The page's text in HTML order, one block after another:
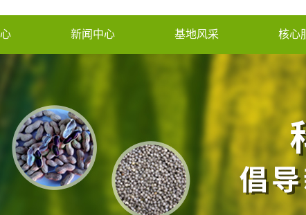
CON_PHONE_V2 -
version of PHP) in/
肥
新闻中心
技术支持
基地风采 核心